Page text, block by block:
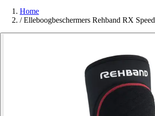
Home
/ Elleboogbeschermers Rehband RX Speed